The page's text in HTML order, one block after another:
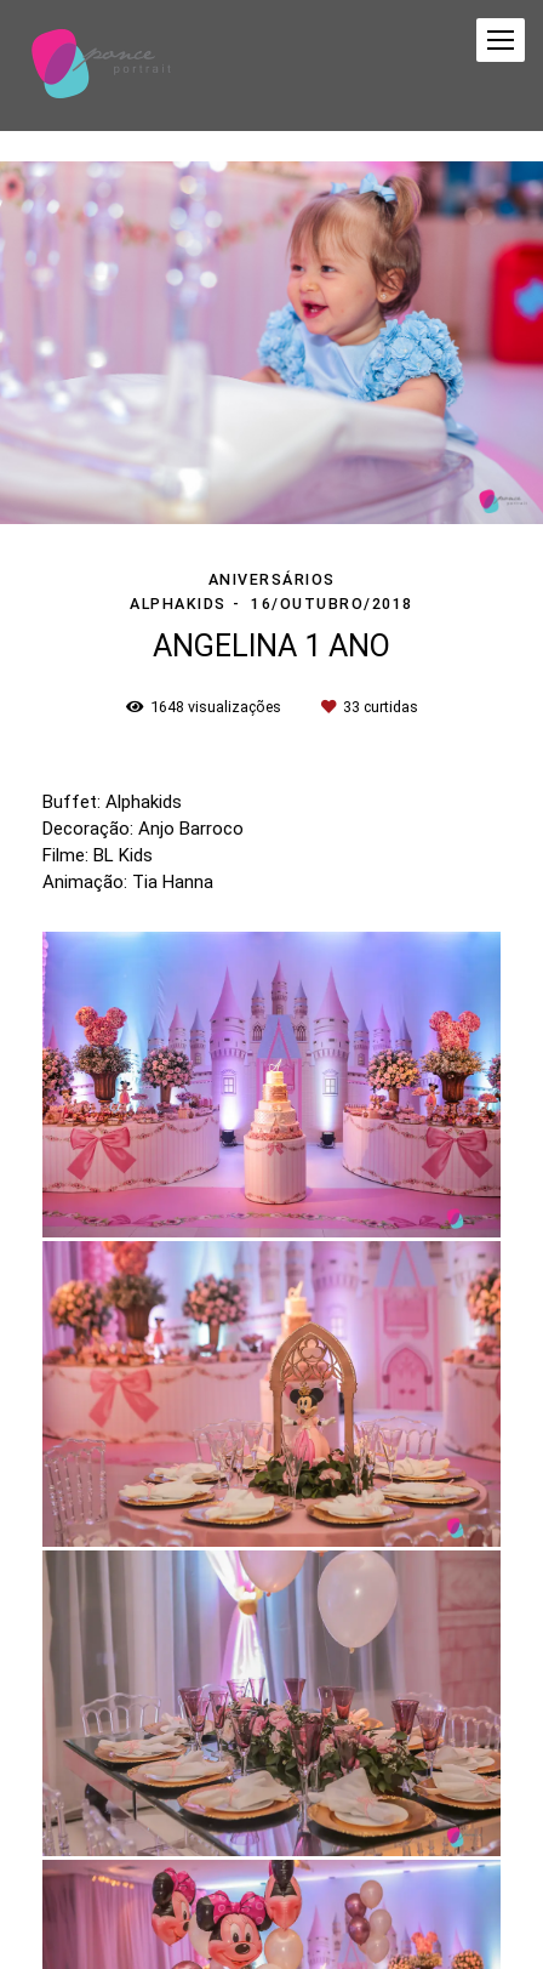
ANIVERSÁRIOS
ALPHAKIDS
16/OUTUBRO/2018
ANGELINA 1 ANO
1648 visualizações 33 curtidas
Buffet: Alphakids
Decoração: Anjo Barroco
Filme: BL Kids
Animação: Tia Hanna